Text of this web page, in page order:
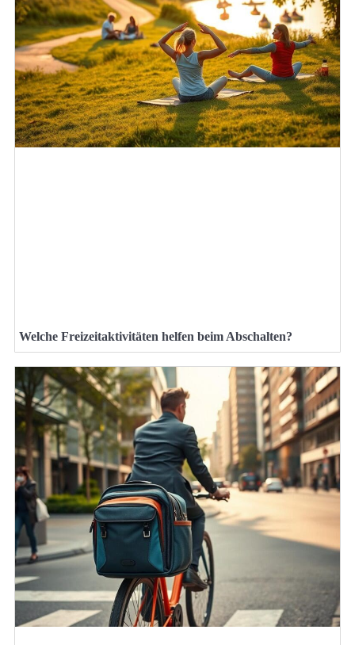
Welche Freizeitaktivitäten helfen beim Abschalten?